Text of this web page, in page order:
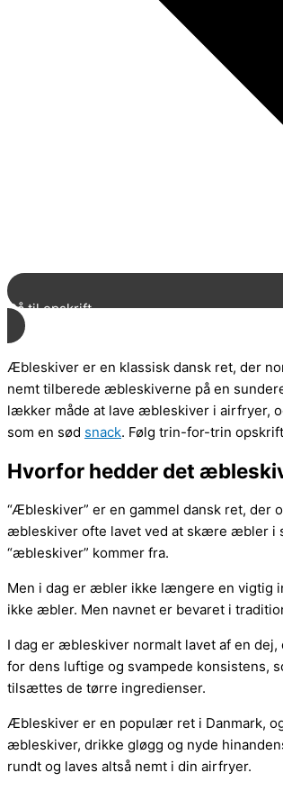
Gå til opskrift
Æbleskiver er en klassisk dansk ret, der
nemt tilberede æbleskiverne på en
lækker måde at lave æbleskiver i airfryer,
som en sød snack. Følg trin-for-trin
Hvorfor hedder det
“Æbleskiver” er en gammel dansk ret, der
æbleskiver ofte lavet ved at skære æbler i
“æbleskiver” kommer fra.
Men i dag er æbler ikke længere en vigtig
ikke æbler. Men navnet er bevaret i
I dag er æbleskiver normalt lavet af en
for dens luftige og svampede konsistens,
tilsættes de tørre ingredienser.
Æbleskiver er en populær ret i Danmark,
æbleskiver, drikke gløgg og nyde
rundt og laves altså nemt i din airfryer.